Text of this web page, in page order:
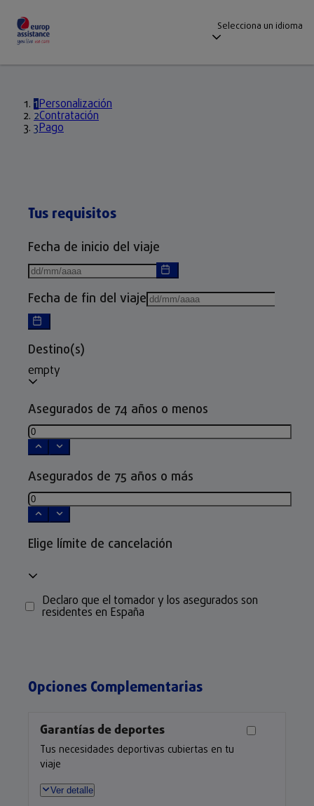
Selecciona un idioma
1 Personalización
2Contratación
3 Pago
Tus requisitos
Fecha de inicio del viaje
Fecha de fin del viaje
Destino(s)
empty
Asegurados de 74 años o menos
Asegurados de 75 años o más
Elige límite de cancelación
Declaro que el tomador y los asegurados son
residentes en España
Opciones Complementarias
Garantías de deportes
Tus necesidades deportivas cubiertas en tu
viaje
Ver detalle